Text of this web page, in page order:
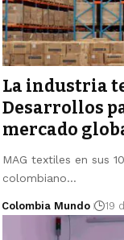
La industria
Desarrollos
mercado
MAG textiles en sus
colombiano…
Colombia Mundo 19